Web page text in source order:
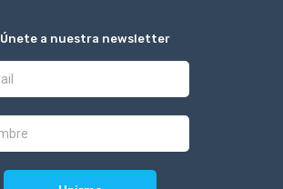
Únete a nuestra newsletter